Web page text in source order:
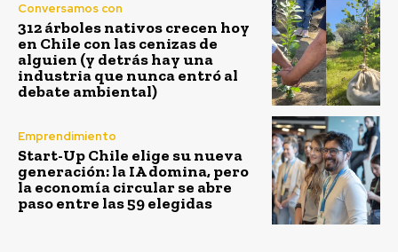
Conversamos con
312 árboles nativos crecen hoy
en Chile con las cenizas de
alguien (y detrás hay una
industria que nunca entró al
debate ambiental)
Emprendimiento
Start-Up Chile elige su nueva
generación: la IA domina, pero
la economía circular se abre
paso entre las 59 elegidas